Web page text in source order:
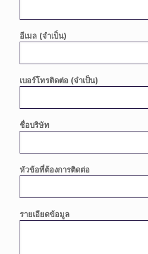
อีเมล (จำเป็น)
เบอร์โทรติดต่อ (จำเป็น)
ชื่อบริษัท
หัวข้อที่ต้องการติดต่อ
รายเอียดข้อมูล